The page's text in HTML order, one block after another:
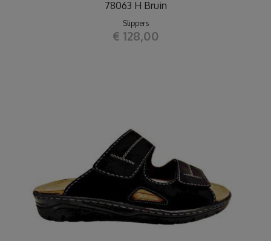
78063 H Bruin
Slippers
€ 128,00